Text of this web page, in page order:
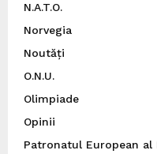
N.A.T.O.
Norvegia
Noutăți
O.N.U.
Olimpiade
Opinii
Patronatul European al